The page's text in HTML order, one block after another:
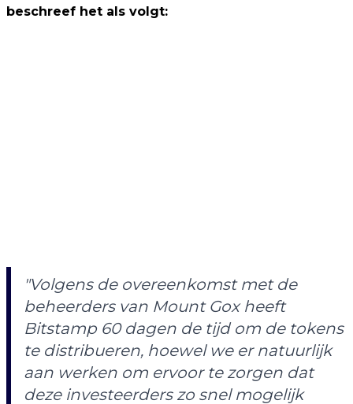
beschreef het als volgt:
"Volgens de overeenkomst met de
beheerders van Mount Gox heeft
Bitstamp 60 dagen de tijd om de tokens
te distribueren, hoewel we er natuurlijk
aan werken om ervoor te zorgen dat
deze investeerders zo snel mogelijk